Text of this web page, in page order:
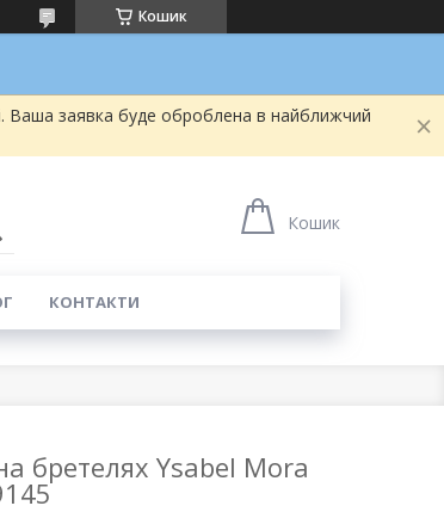
Кошик
Ваша заявка буде оброблена в найближчий
Кошик
КОНТАКТИ
бретелях Ysabel Mora